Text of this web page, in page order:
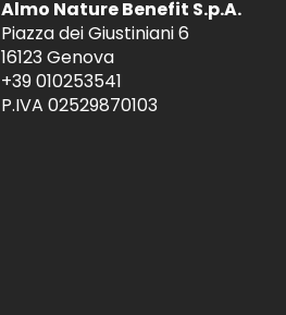
Almo Nature Benefit S.p.A.
Piazza dei Giustiniani 6
16123 Genova
+39 010253541
P.IVA 02529870103